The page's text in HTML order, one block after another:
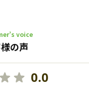
voice
の声
0.0